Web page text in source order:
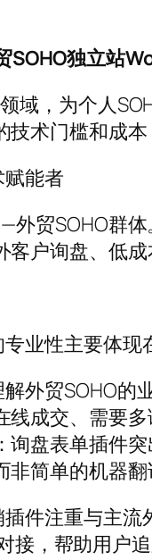
独立站
域，为个人
术门槛和成
能者
外贸SOHO群
户询盘、低
业性主要体现
外贸SOHO
成交、需要
盘表单插件
简单的机器翻
件注重与主
接，帮助用户